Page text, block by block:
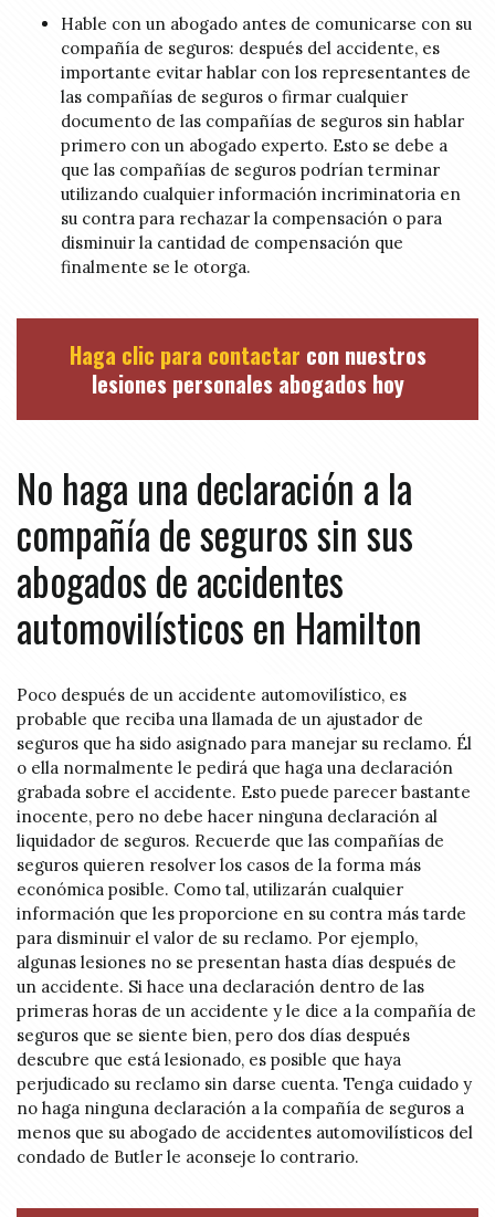
Hable con un abogado antes de comunicarse con su
compañía de seguros: después del accidente, es
importante evitar hablar con los representantes de
las compañías de seguros o firmar cualquier
documento de las compañías de seguros sin hablar
primero con un abogado experto. Esto se debe a
que las compañías de seguros podrían terminar
utilizando cualquier información incriminatoria en
su contra para rechazar la compensación o para
disminuir la cantidad de compensación que
finalmente se le otorga.
Haga clic para contactar con nuestros
lesiones personales abogados hoy
No haga una declaración a la
compañía de seguros sin sus
abogados de accidentes
automovilísticos en Hamilton
Poco después de un accidente automovilístico, es
probable que reciba una llamada de un ajustador de
seguros que ha sido asignado para manejar su reclamo. Él
o ella normalmente le pedirá que haga una declaración
grabada sobre el accidente. Esto puede parecer bastante
inocente, pero no debe hacer ninguna declaración al
liquidador de seguros. Recuerde que las compañías de
seguros quieren resolver los casos de la forma más
económica posible. Como tal, utilizarán cualquier
información que les proporcione en su contra más tarde
para disminuir el valor de su reclamo. Por ejemplo,
algunas lesiones no se presentan hasta días después de
un accidente. Si hace una declaración dentro de las
primeras horas de un accidente y le dice a la compañía de
seguros que se siente bien, pero dos días después
descubre que está lesionado, es posible que haya
perjudicado su reclamo sin darse cuenta. Tenga cuidado y
no haga ninguna declaración a la compañía de seguros a
menos que su abogado de accidentes automovilísticos del
condado de Butler le aconseje lo contrario.